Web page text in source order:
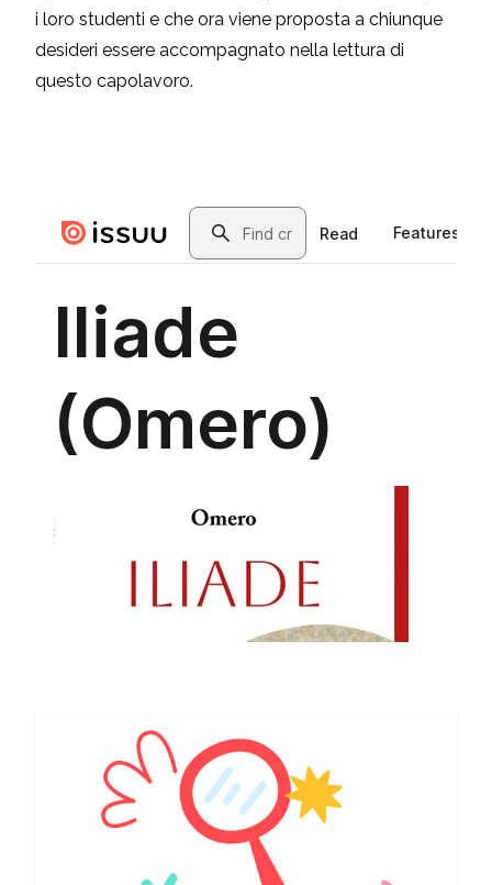
i loro studenti e che ora viene proposta a chiunque
desideri essere accompagnato nella lettura di
questo capolavoro.